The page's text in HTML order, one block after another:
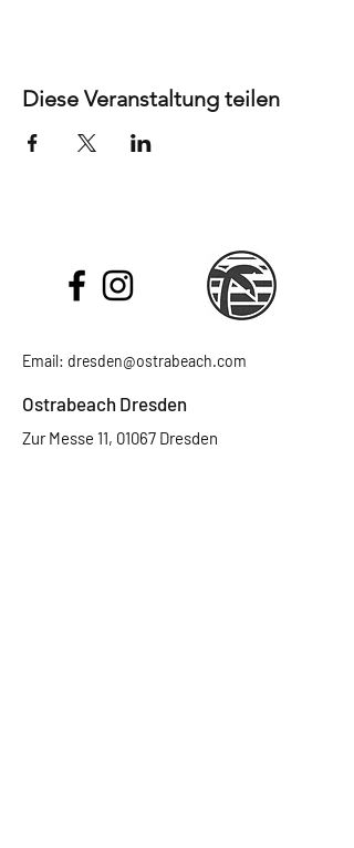
Diese Veranstaltung teilen
Email: dresden@ostrabeach.com
Ostrabeach Dresden
Zur Messe 11, 01067 Dresden